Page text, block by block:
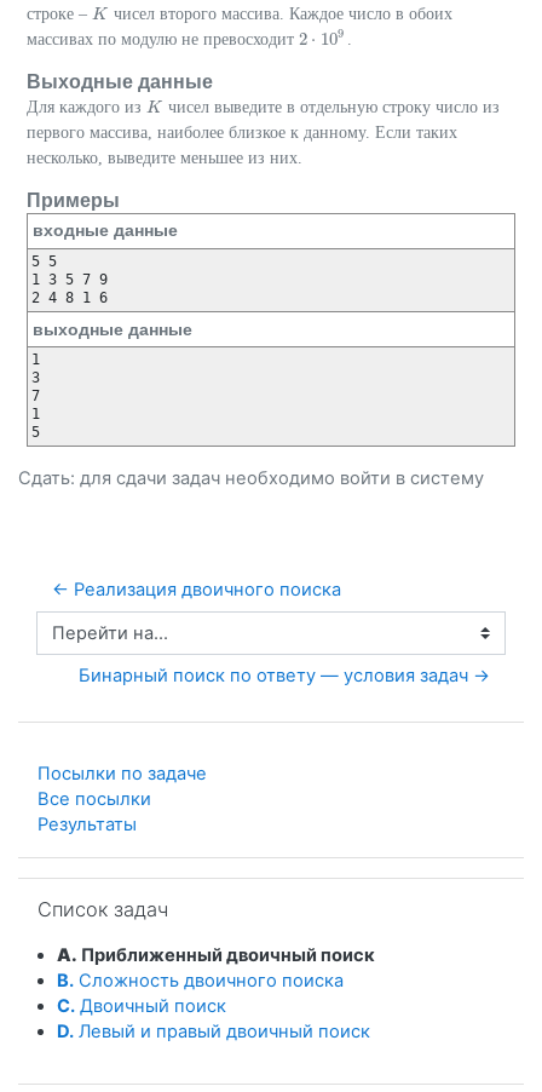
строке – K
K чисел второго массива. Каждое число в обоих
массивах по модулю не превосходит 2 ⋅ 109
2 109
Выходные данные
Для каждого из K
K чисел выведите в отдельную строку число из
первого массива, наиболее близкое к данному. Если таких
несколько, выведите меньшее из них.
Примеры
входные данные
5 5
1 3 5 7 9
2 4 8 1 6
выходные данные
1
3
7
1
5
Сдать: для сдачи задач необходимо войти в систему
← Реализация двоичного поиска
Перейти на...
Бинарный поиск по ответу — условия задач →
Посылки по задаче
Все посылки
Результаты
Список задач
A. Приближенный двоичный поиск
B. Сложность двоичного поиска
C. Двоичный поиск
D. Левый и правый двоичный поиск